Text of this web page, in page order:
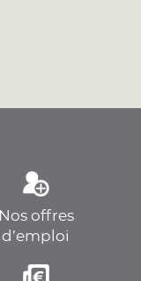
Nos offres
d’emploi